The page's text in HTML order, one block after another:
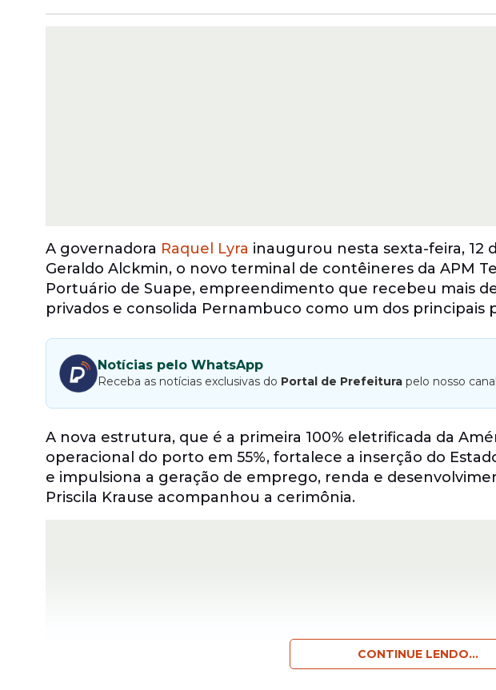
A governadora Raquel Lyra inaugurou nesta sexta-feira, 12
Geraldo Alckmin, o novo terminal de contêineres da APM
Portuário de Suape, empreendimento que recebeu mais
privados e consolida Pernambuco como um dos principais
Notícias pelo WhatsApp
Receba as notícias exclusivas do Portal de Prefeitura pelo nosso
A nova estrutura, que é a primeira 100% eletrificada da
operacional do porto em 55%, fortalece a inserção do
e impulsiona a geração de emprego, renda e
Priscila Krause acompanhou a cerimônia.
CONTINUE LENDO...